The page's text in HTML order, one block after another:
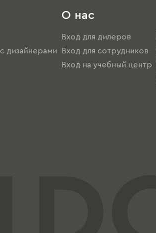
дизайнерами
О нас
Вход для дилеров
Вход для сотрудников
Вход на учебный центр